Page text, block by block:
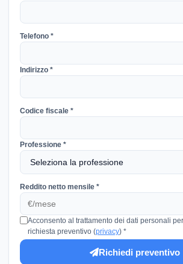
Telefono *
Indirizzo *
Codice fiscale *
Professione *
Reddito netto mensile *
Acconsento al trattamento dei dati personali
richiesta preventivo (privacy) *
Richiedi preventivo